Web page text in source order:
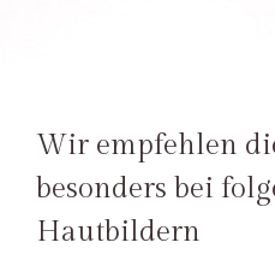
Wir empfehlen
besonders bei
Hautbildern